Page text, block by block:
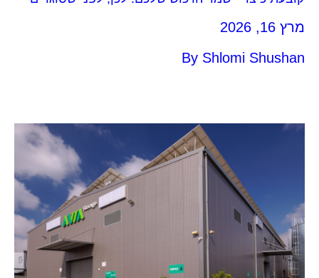
בתוקף , פוליסת ביטוח מקיפה המכסה נזקי אש, מים
ורעידות אדמה, רמת אבטחה גבוהה (מוקד ומצלמות),
מרץ 16, 2026
By Shlomi Shushan